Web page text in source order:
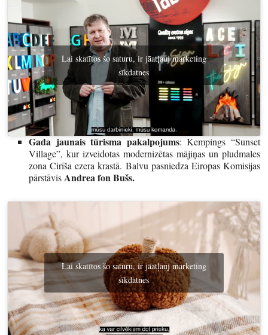
Lai skatītos šo saturu, ir jāatļauj marketing
sīkdatnes
Gada jaunais tūrisma pakalpojums: Kempings “Sunset
Village”, kur izveidotas modernizētas mājiņas un pludmales
zona Cirīša ezera krastā. Balvu pasniedza Eiropas Komisijas
pārstāvisAndrea fon Bušs.
Lai skatītos šo saturu, ir jāatļauj marketing
sīkdatnes